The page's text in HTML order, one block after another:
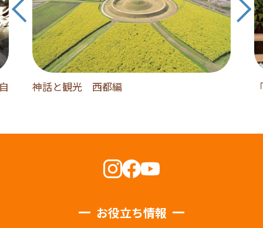
神話と観光 西都編
お役立ち情報